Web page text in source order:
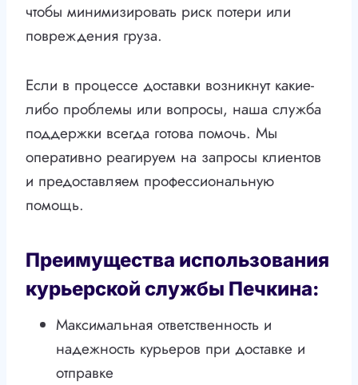
чтобы минимизировать риск потери или
повреждения груза.
Если в процессе доставки возникнут какие-
либо проблемы или вопросы, наша служба
поддержки всегда готова помочь. Мы
оперативно реагируем на запросы клиентов
и предоставляем профессиональную
помощь.
Преимущества использования
курьерской службы Печкина:
Максимальная ответственность и
надежность курьеров при доставке и
отправке